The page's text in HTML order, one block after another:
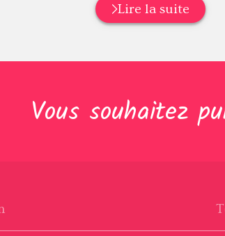
Lire la suite
Vous souhaitez